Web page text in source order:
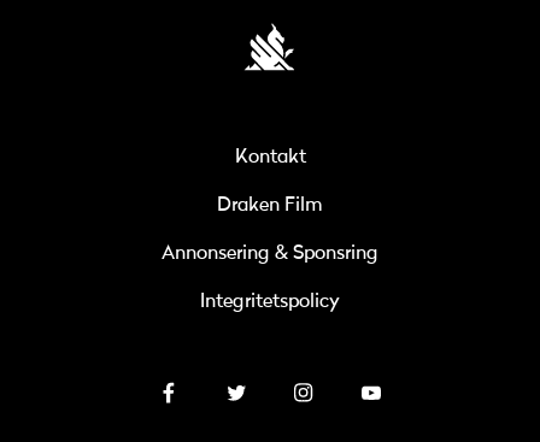
Kontakt
Draken Film
Annonsering & Sponsring
Integritetspolicy